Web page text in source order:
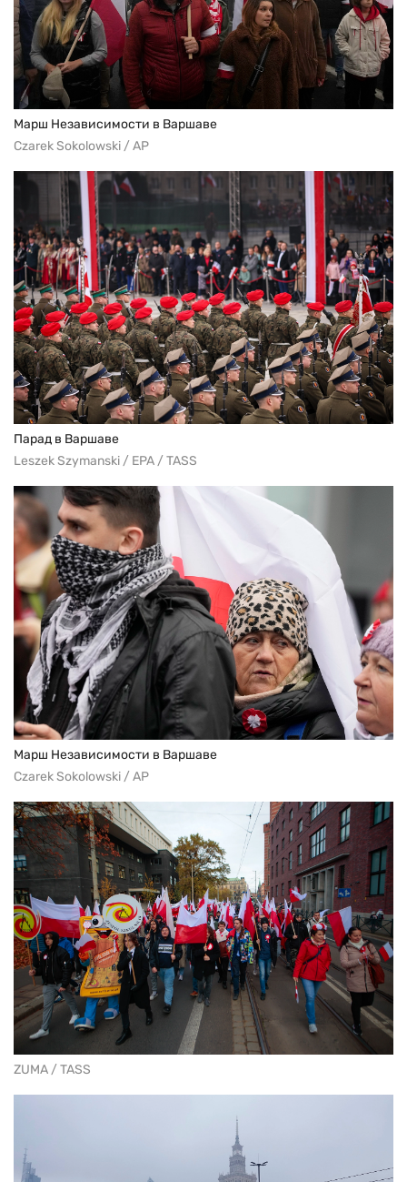
Марш Независимости в Варшаве
Czarek Sokolowski / AP
Парад в Варшаве
Leszek Szymanski / EPA / TASS
Марш Независимости в Варшаве
Czarek Sokolowski / AP
ZUMA / TASS